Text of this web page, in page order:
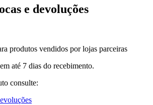
e devoluções
produtos vendidos por lojas parceiras
até 7 dias do recebimento.
consulte: